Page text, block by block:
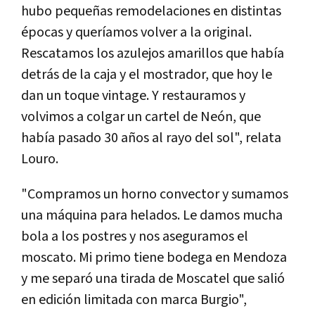
hubo pequeñas remodelaciones en distintas
épocas y queríamos volver a la original.
Rescatamos los azulejos amarillos que había
detrás de la caja y el mostrador, que hoy le
dan un toque vintage. Y restauramos y
volvimos a colgar un cartel de Neón, que
había pasado 30 años al rayo del sol", relata
Louro.
"Compramos un horno convector y sumamos
una máquina para helados. Le damos mucha
bola a los postres y nos aseguramos el
moscato. Mi primo tiene bodega en Mendoza
y me separó una tirada de Moscatel que salió
en edición limitada con marca Burgio",